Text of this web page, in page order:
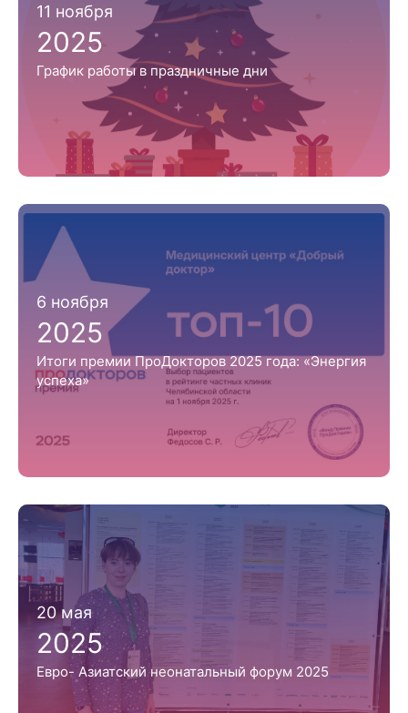
11 ноября
2025
График работы в праздничные дни
6 ноября
2025
Итоги премии ПроДокторов 2025 года: «Энергия
успеха»
20 мая
2025
Евро- Азиатский неонатальный форум 2025